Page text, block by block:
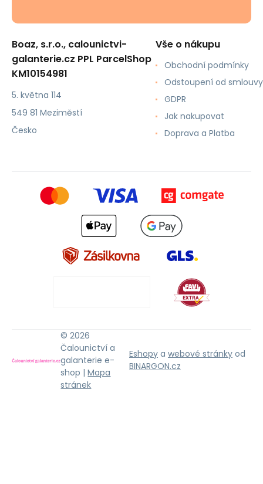
Boaz, s.r.o., calounictvi-
galanterie.cz PPL ParcelShop
KM10154981
5. května 114
549 81 Meziměstí
Česko
Vše o nákupu
Obchodní podmínky
Odstoupení od smlouvy
GDPR
Jak nakupovat
Doprava a Platba
© 2026
Čalounictví a
galanterie e-
shop |Mapa
stránek
Eshopy a webové stránky od
BINARGON.cz